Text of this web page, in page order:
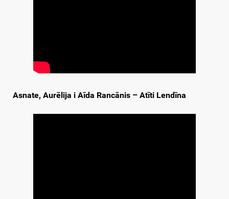
Asnate, Aurēlija i Aīda Rancānis – Atīti Lendīna